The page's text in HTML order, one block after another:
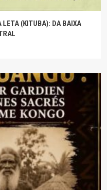
LETA (KITUBA): DA BAIXA